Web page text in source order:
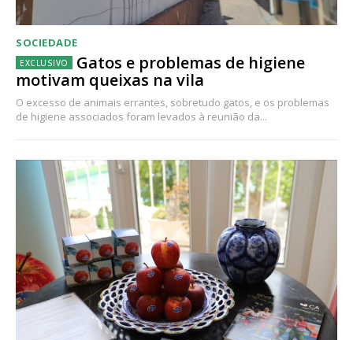
SOCIEDADE
Gatos e problemas de higiene
motivam queixas na vila
O excesso de animais errantes, sobretudo gatos, e os problemas
de higiene associados foram levados à reunião da...